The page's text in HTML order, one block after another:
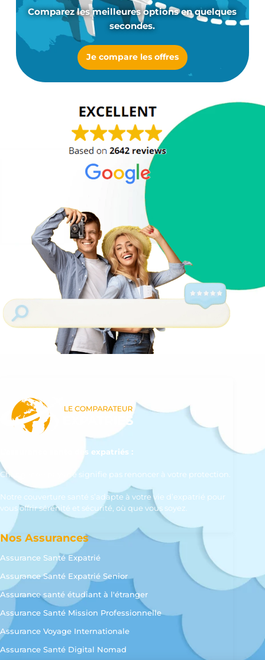
Comparez les meilleures options en quelques
secondes.
Je compare les offres
L’assurance santé des expatriés :
Changer de pays ne signifie pas renoncer à votre protection.
Notre couverture santé s’adapte à votre vie d’expatrié pour
vous offrir sérénité et sécurité, où que vous soyez.
Nos Assurances
Assurance Santé Expatrié
Assurance Santé Expatrié Senior
Assurance santé étudiant à l'étranger
Assurance Santé Mission Professionnelle
Assurance Voyage Internationale
Assurance Santé Digital Nomad